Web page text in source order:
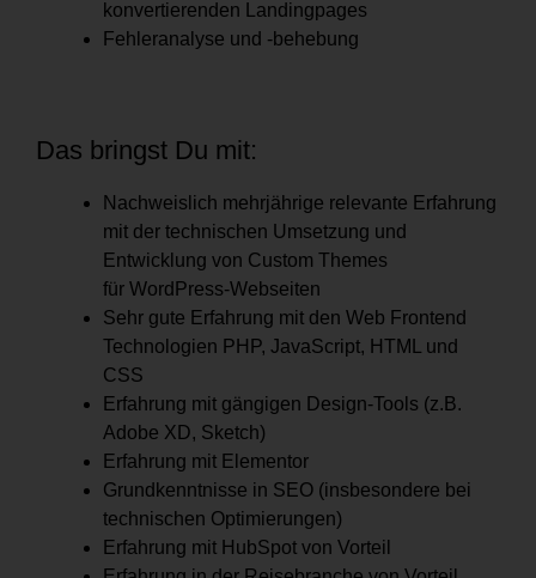
konvertierenden Landingpages
Fehleranalyse und -behebung
Das bringst Du mit:
Nachweislich mehrjährige relevante Erfahrung
mit der technischen Umsetzung und
Entwicklung von Custom Themes
für WordPress-Webseiten
Sehr gute Erfahrung mit den Web Frontend
Technologien PHP, JavaScript, HTML und
CSS
Erfahrung mit gängigen Design-Tools (z.B.
Adobe XD, Sketch)
Erfahrung mit Elementor
Grundkenntnisse in SEO (insbesondere bei
technischen Optimierungen)
Erfahrung mit HubSpot von Vorteil